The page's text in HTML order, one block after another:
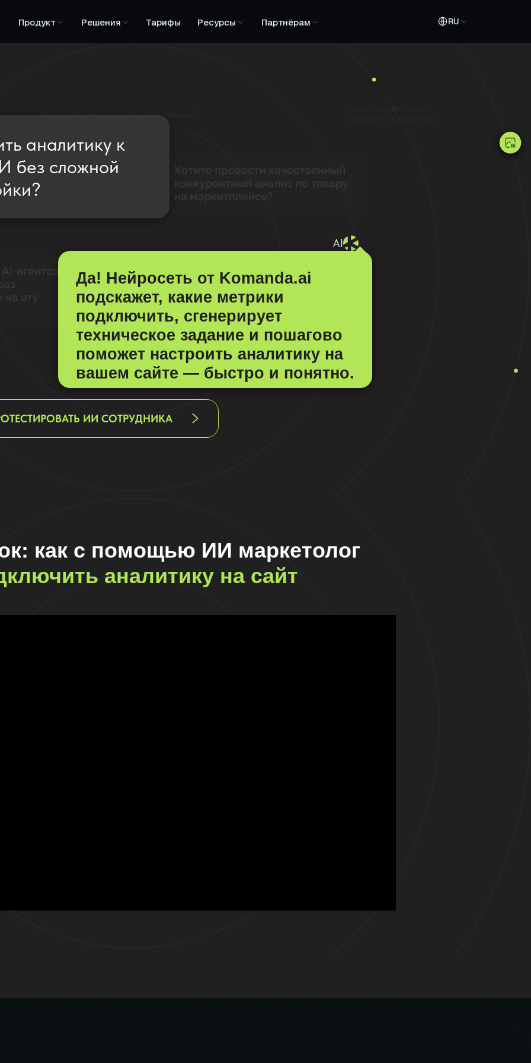
Продукт Решения Тарифы Ресурсы Партнёрам RU
аналитику к
без сложной
ИИ СОТРУДНИКА
AI
Да! Нейросеть от Komanda.ai
подскажет, какие метрики
подключить, сгенерирует
техническое задание и пошагово
поможет настроить аналитику на
вашем сайте — быстро и понятно.
как с помощью ИИ маркетолог
аналитику на сайт